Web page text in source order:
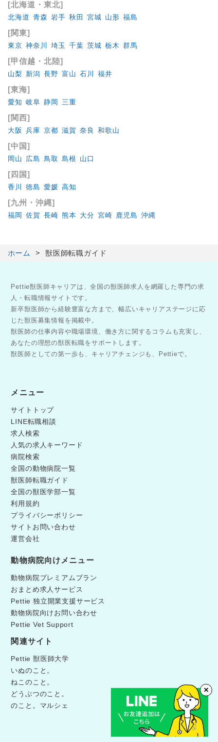
[北海道・東北]
北海道 青森 岩手 秋田 宮城 山形 福島
[関東]
東京 神奈川 埼玉 千葉 茨城 栃木 群馬
[甲信越・北陸]
山梨 新潟 長野 富山 石川 福井
[東海]
愛知 岐阜 静岡 三重
[関西]
大阪 兵庫 京都 滋賀 奈良 和歌山
[中国]
岡山 広島 鳥取 島根 山口
[四国]
香川 徳島 愛媛 高知
[九州・沖縄]
福岡 佐賀 長崎 熊本 大分 宮崎 鹿児島 沖縄
ホーム 獣医師転職ガイド
Pettie獣医師キャリアは、全国の獣医師求人を網羅した専門の求
人・転職情報サイトです。
新卒獣医師から経験豊富な方まで、幅広いキャリアステージに応
じた獣医募集情報を掲載中。
獣医師の仕事内容や職場環境、働き方に関するコラムも充実し、
あなたの理想の獣医転職をサポートします。
獣医師としての第一歩も、キャリアチェンジも、Pettieで。
メニュー
サイトトップ
LINE転職相談
求人検索
人気の求人キーワード
病院検索
全国の動物病院一覧
獣医師転職ガイド
全国の獣医学部一覧
利用規約
プライバシーポリシー
サイトお問い合わせ
運営会社
動物病院向けメニュー
動物病院プレミアムプラン
おまとめ求人サービス
Pettie 独立開業支援サービス
動物病院向けお問い合わせ
Pettie Vet Support
関連サイト
Pettie 獣医師大学
いぬのこと。
ねこのこと。
どうぶつのこと。
のこと。マルシェ
©Pettie獣医師キャリア.
✕